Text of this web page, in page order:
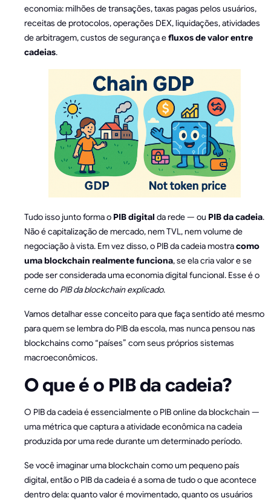
economia: milhões de transações, taxas pagas pelos usuários,
receitas de protocolos, operações DEX, liquidações, atividades
de arbitragem, custos de segurança efluxos de valor entre
cadeias.
Tudo isso junto forma o PIB digital da rede — ou PIB da cadeia.
Não é capitalização de mercado, nem TVL, nem volume de
negociação à vista. Em vez disso, o PIB da cadeia mostracomo
uma blockchain realmente funciona, se ela cria valor e se
pode ser considerada uma economia digital funcional. Esse é o
cerne do PIB da blockchain explicado.
Vamos detalhar esse conceito para que faça sentido até mesmo
para quem se lembra do PIB da escola, mas nunca pensou nas
blockchains como “países” com seus próprios sistemas
macroeconômicos.
O que é o PIB da cadeia?
O PIB da cadeia é essencialmente o PIB online da blockchain —
uma métrica que captura a atividade econômica na cadeia
produzida por uma rede durante um determinado período.
Se você imaginar uma blockchain como um pequeno país
digital, então o PIB da cadeia é a soma de tudo o que acontece
dentro dela: quanto valor é movimentado, quanto os usuários